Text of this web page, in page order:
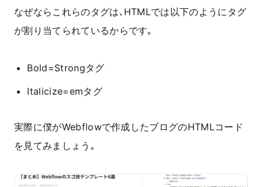
なぜならこれらのタグは､HTMLでは以下のようにタグ
が割り当てられているからです｡
Bold=Strongタグ
Italicize=emタグ
実際に僕がWebflowで作成したブログのHTMLコード
を見てみましょう｡